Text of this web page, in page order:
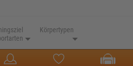
Körpertypen